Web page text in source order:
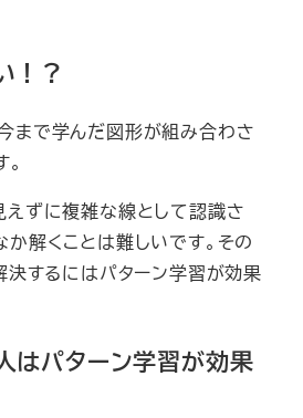
！？
まで学んだ図形が組み合わさ
えずに複雑な線として認識さ
解くことは難しいです。その
決するにはパターン学習が効果
はパターン学習が効果